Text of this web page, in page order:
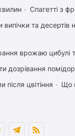
Спагетті з
випічки та
врожаю цибулі
дозрівання
цвітіння
Що